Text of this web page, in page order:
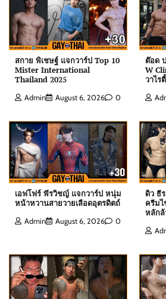
สกาย พิเชษฐ์ แจกวาร์ป Top 10
Mister International
Thailand 2025
Admin August 6, 2026 0
ต๊อด
W
วาไรตี้
เอฟโฟร์ พีรวิชญ์ แจกวาร์ป หนุ่ม
หน้าหวานสายวายเลือดอุตรดิตถ์
Admin August 6, 2026 0
ดิว ธี
ครีมไ
หลัก
ต๊อด ปนพงศ์ แจกวาร์ป เ
ล่ำจากจอวาไรตี้
เอฟโฟร์ พีรวิชญ์ แจกวาร์
เลือดอุตรดิตถ์
Admin August 6, 2026
ดิว ธีรภัทร แจกวาร์ป นัก
Admin July 21, 2026